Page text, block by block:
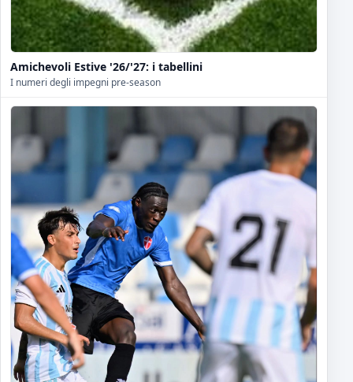
Amichevoli Estive '26/'27: i tabellini
I numeri degli impegni pre-season